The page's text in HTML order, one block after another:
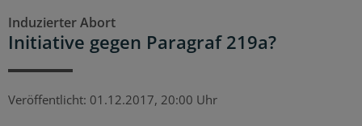
Induzierter Abort
Initiative gegen Paragraf 219a?
Veröffentlicht: 01.12.2017, 20:00 Uhr